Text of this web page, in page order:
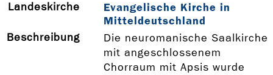
Landeskirche
Evangelische Kirche in
Mitteldeutschland
Beschreibung
Die neuromanische Saalkirche
mit angeschlossenem
Chorraum mit Apsis wurde